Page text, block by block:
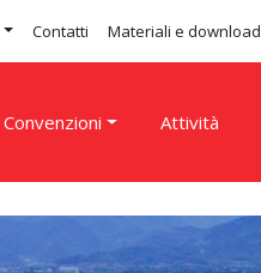
Contatti Materiali e download
Convenzioni Attività